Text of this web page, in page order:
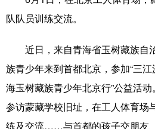
彩票
文化产业
地方频道
队队员训练交流。
近日，来自青海省玉树藏族自
族青少年来到首都北京，参加“三
海玉树藏族青少年北京行”公益活
参访蒙藏学校旧址，在工人体育场
练及交流……与首都的孩子交朋友、